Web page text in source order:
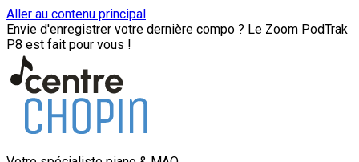
Aller au contenu principal
Envie d'enregistrer votre dernière compo ? Le Zoom PodTrak
P8 est fait pour vous !